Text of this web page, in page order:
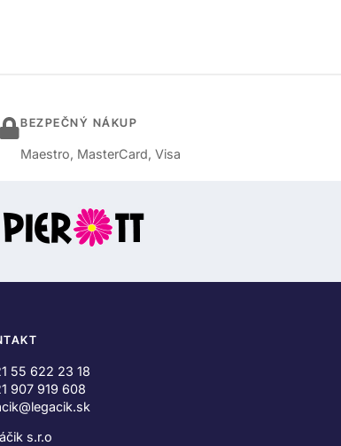
BEZPEČNÝ NÁKUP
Maestro, MasterCard, Visa
55 622 23 18
907 919 608
s.r.o